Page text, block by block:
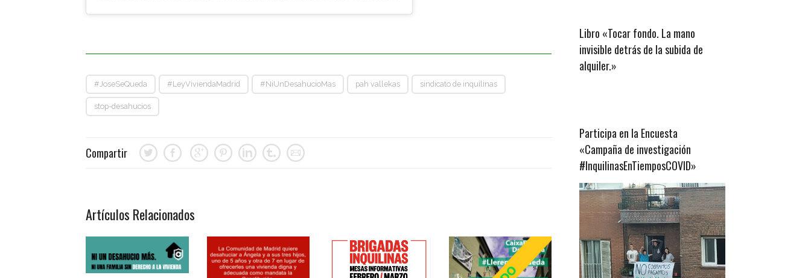
#JoseSeQueda #LeyViviendaMadrid #NiUnDesahucioMas pah vallekas sindicato de inquilinas
stop-desahucios
Compartir
Artículos Relacionados
Libro «Tocar fondo. La mano
invisible detrás de la subida de
alquiler.»
Participa en la Encuesta
«Campaña de investigación
#InquilinasEnTiemposCOVID»